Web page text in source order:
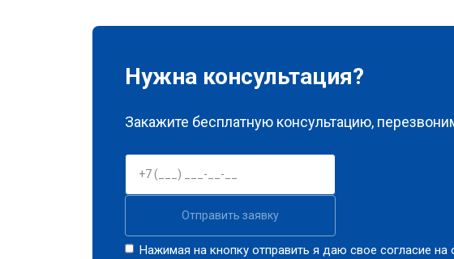
Нужна консультация?
Закажите бесплатную консультацию,
Отправить заявку
Нажимая на кнопку отправить я даю свое согласие на